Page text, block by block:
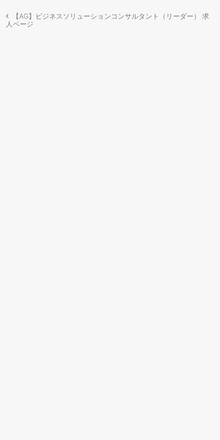
【AG】ビジネスソリューションコンサルタント（リーダー） 求
人ページ